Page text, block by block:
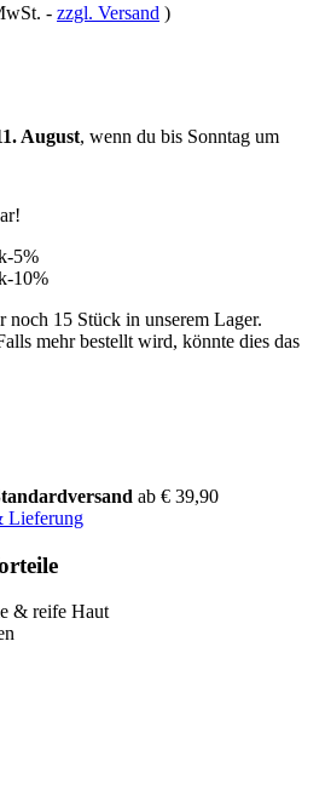
- zzgl. Versand )
August, wenn du bis Sonntag um
-5%
-10%
15 Stück in unserem Lager.
mehr bestellt wird, könnte dies das
ab € 39,90
Lieferung
& reife Haut